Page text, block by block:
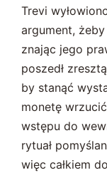
Trevi
argument,
znając jego
poszedł
by stanąć
monetę
wstępu do
rytuał
więc całkiem